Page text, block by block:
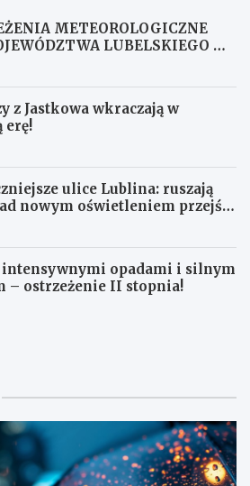
METEOROLOGICZNE
LUBELSKIEGO NR
z Jastkowa wkraczają w
erę!
ulice Lublina: ruszają
nowym oświetleniem przejść
intensywnymi opadami i silnym
– ostrzeżenie II stopnia!